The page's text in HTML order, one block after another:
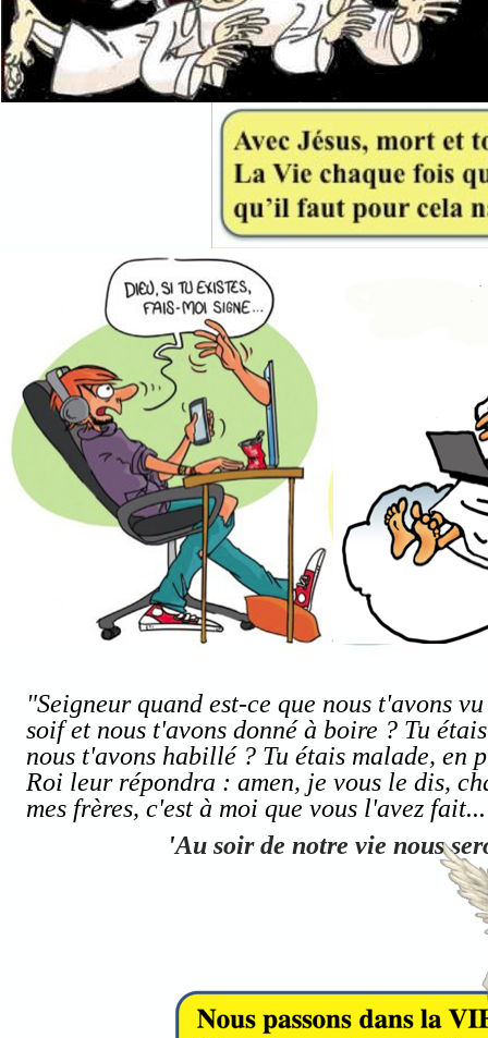
"Seigneur quand est-ce que nous t'avons
soif et nous t'avons donné à boire ? Tu
nous t'avons habillé ? Tu étais malade, en
Roi leur répondra : amen, je vous le dis,
mes frères, c'est à moi que vous l'avez
'Au soir de notre vie nous